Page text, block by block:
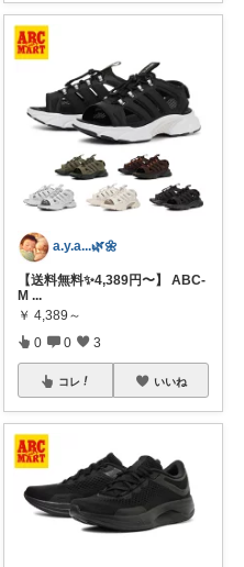
a.y.a...🌿🌼
【送料無料✨4,389円〜】 ABC-
M ...
￥ 4,389～
0 0 3
コレ いいね